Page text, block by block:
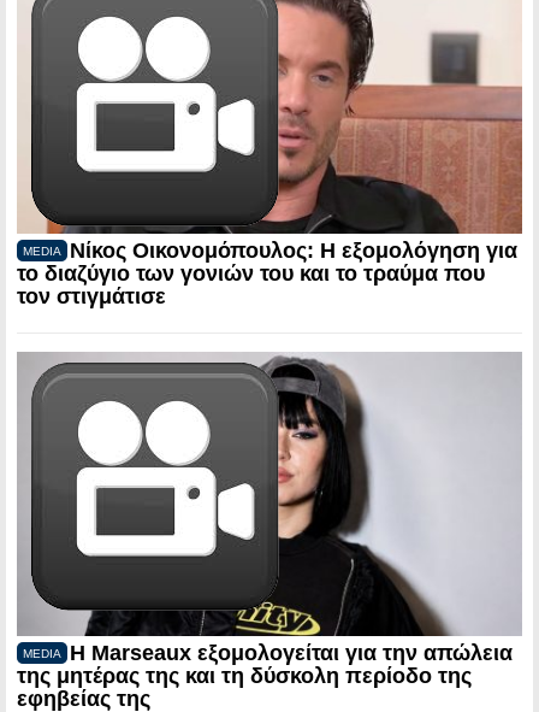
MEDIA
Νίκος Οικονομόπουλος: Η εξομολόγηση για
το διαζύγιο των γονιών του και το τραύμα που
τον στιγμάτισε
MEDIA
Η Marseaux εξομολογείται για την απώλεια
της μητέρας της και τη δύσκολη περίοδο της
εφηβείας της